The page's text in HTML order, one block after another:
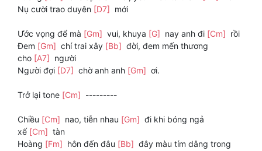
Nụ cười trao duyên [D7] mới
Ước vọng để mà [Gm] vui, khuya [G] nay anh đi [Cm] rồi
Đem [Gm] chí trai xây [Bb] đời, đem mến thương
cho [A7] người
Người đợi [D7] chờ anh anh [Gm] ơi.
Trở lại tone [Cm] ---------
Chiều [Cm] nao, tiễn nhau [Gm] đi khi bóng ngả
xế [Cm] tàn
Hoàng [Fm] hôn đến đâu [Bb] đây màu tím dâng trong